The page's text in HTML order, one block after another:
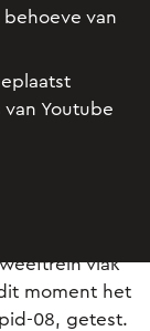
vlak
moment het
08, getest.
van
Youtube